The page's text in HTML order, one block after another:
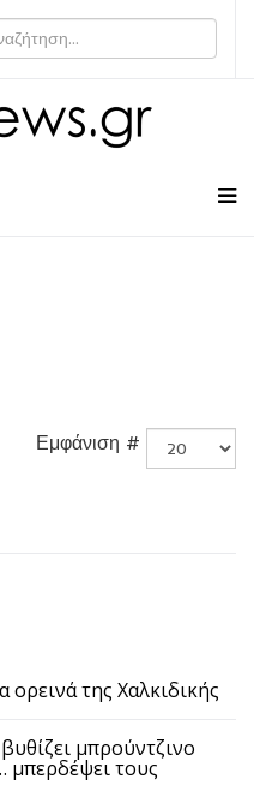
Εμφάνιση #
ορεινά της Χαλκιδικής
μπρούντζινο
μπερδέψει τους